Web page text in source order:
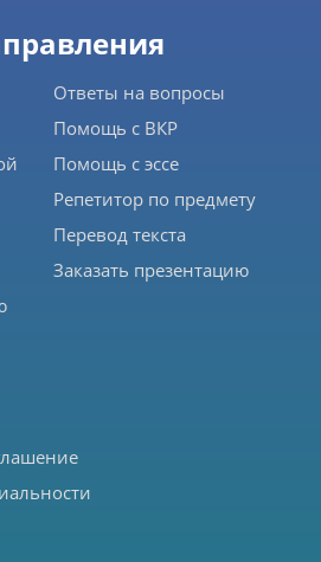
Ответы на вопросы
Помощь с ВКР
Помощь с эссе
Репетитор по предмету
Перевод текста
Заказать презентацию